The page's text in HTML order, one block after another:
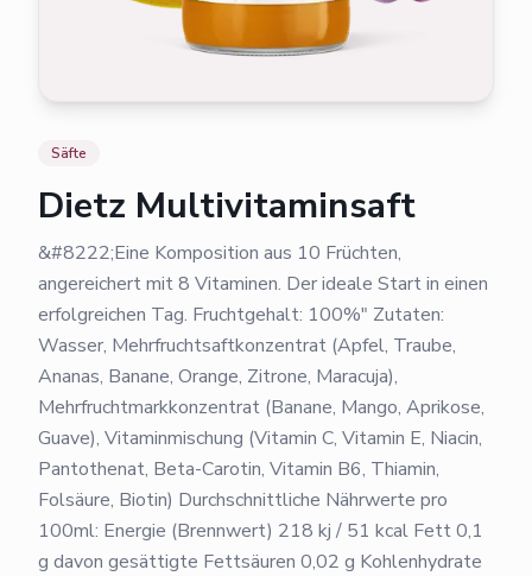
Säfte
Dietz Multivitaminsaft
&#8222;Eine Komposition aus 10 Früchten,
angereichert mit 8 Vitaminen. Der ideale Start in einen
erfolgreichen Tag. Fruchtgehalt: 100%" Zutaten:
Wasser, Mehrfruchtsaftkonzentrat (Apfel, Traube,
Ananas, Banane, Orange, Zitrone, Maracuja),
Mehrfruchtmarkkonzentrat (Banane, Mango, Aprikose,
Guave), Vitaminmischung (Vitamin C, Vitamin E, Niacin,
Pantothenat, Beta-Carotin, Vitamin B6, Thiamin,
Folsäure, Biotin) Durchschnittliche Nährwerte pro
100ml: Energie (Brennwert) 218 kj / 51 kcal Fett 0,1
g davon gesättigte Fettsäuren 0,02 g Kohlenhydrate